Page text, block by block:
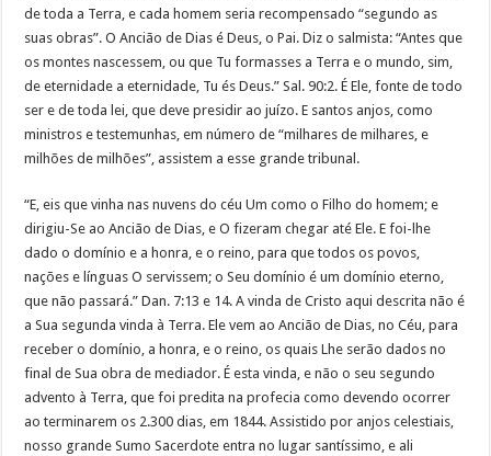
de toda a Terra, e cada homem seria recompensado “segundo as
suas obras”. O Ancião de Dias é Deus, o Pai. Diz o salmista: “Antes que
os montes nascessem, ou que Tu formasses a Terra e o mundo, sim,
de eternidade a eternidade, Tu és Deus.” Sal. 90:2. É Ele, fonte de todo
ser e de toda lei, que deve presidir ao juízo. E santos anjos, como
ministros e testemunhas, em número de “milhares de milhares, e
milhões de milhões”, assistem a esse grande tribunal.
“E, eis que vinha nas nuvens do céu Um como o Filho do homem; e
dirigiu-Se ao Ancião de Dias, e O fizeram chegar até Ele. E foi-lhe
dado o domínio e a honra, e o reino, para que todos os povos,
nações e línguas O servissem; o Seu domínio é um domínio eterno,
que não passará.” Dan. 7:13 e 14. A vinda de Cristo aqui descrita não é
a Sua segunda vinda à Terra. Ele vem ao Ancião de Dias, no Céu, para
receber o domínio, a honra, e o reino, os quais Lhe serão dados no
final de Sua obra de mediador. É esta vinda, e não o seu segundo
advento à Terra, que foi predita na profecia como devendo ocorrer
ao terminarem os 2.300 dias, em 1844. Assistido por anjos celestiais,
nosso grande Sumo Sacerdote entra no lugar santíssimo, e ali